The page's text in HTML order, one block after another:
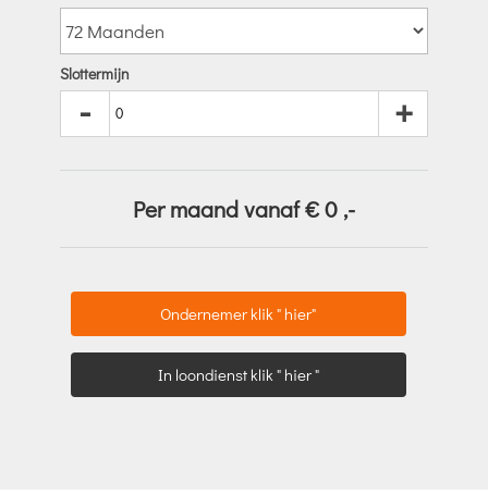
Slottermijn
- +
Per maand vanaf €0 ,-
Ondernemer klik " hier"
In loondienst klik " hier "